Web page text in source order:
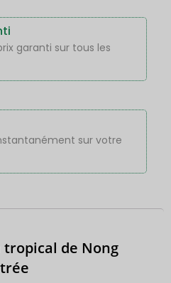
garanti sur tous les
sur votre
de Nong